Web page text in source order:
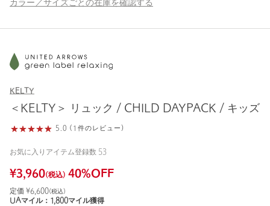
カラー／サイズごとの在庫を確認する
KELTY
＜KELTY＞ リュック / CHILD DAYPACK / キッズ
5.0 (1件のレビュー)
お気に入りアイテム登録数 53
¥3,960(税込) 40%OFF
定価 ¥6,600(税込)
UAマイル： 1,800マイル獲得